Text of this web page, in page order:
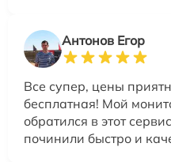
Антонов Егор
Все супер, цены
бесплатная! Мой
обратился в этот
починили быстро и